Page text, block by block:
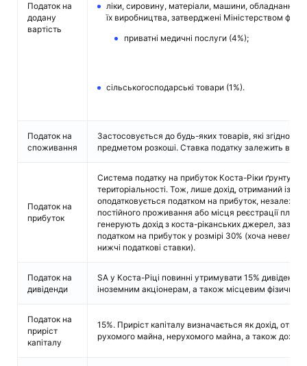
Податок на
додану
вартість
ліки, сировину, матеріали, машини, обладнання
їх виробництва, затверджені Міністерством
приватні медичні послуги (4%);
сільськогосподарські товари (1%).
Податок на
споживання
Застосовується до будь-яких товарів, які згідно
предметом розкоші. Ставка податку залежить від
Податок на
прибуток
Система податку на прибуток Коста-Ріки
територіальності. Тож, лише дохід, отриманий із
оподатковується податком на прибуток, незалежно
постійного проживання або місця реєстрації
генерують дохід з коста-ріканських джерел,
податком на прибуток у розмірі 30% (хоча
нижчі податкові ставки).
Податок на
дивіденди
SA у Коста-Ріці повинні утримувати 15%
іноземним акціонерам, а також місцевим
Податок на
приріст
капіталу
15%. Приріст капіталу визначається як дохід,
рухомого майна, нерухомого майна, а також доходи